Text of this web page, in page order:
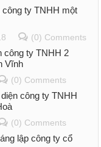
ty TNHH một
(0) Comments
công ty TNHH 2
Vĩnh
(0) Comments
công ty TNHH
(0) Comments
lập công ty cổ